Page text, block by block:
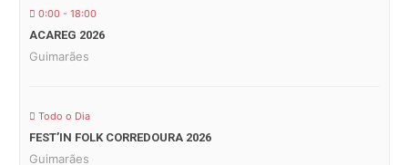
0:00 - 18:00
ACAREG 2026
Guimarães
Todo o Dia
FEST’IN FOLK CORREDOURA 2026
Guimarães